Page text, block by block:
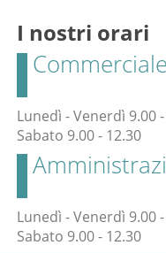
I nostri orari
Commerciale
Lunedì - Venerdì 9.00
Sabato 9.00 - 12.30
Lunedì - Venerdì 9.00
Sabato 9.00 - 12.30